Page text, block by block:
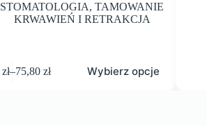
STOMATOLOGIA,TAMOWANIE
KRWAWIEŃ I RETRAKCJA
zł–75,80 zł Wybierz opcje